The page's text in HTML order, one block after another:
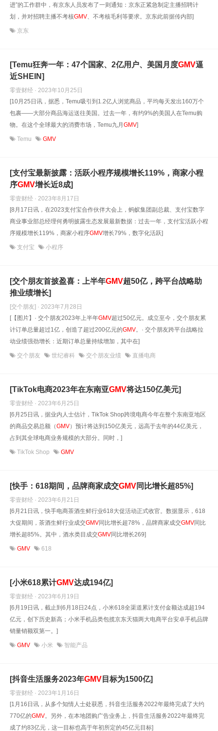
进”的工作群中，有京东人员发布了一则通知：京东正紧急制定主播招聘计
划，并对招聘主播不考核GMV、不考核毛利等要求。京东此前据传内部]
京东
[Temu狂奔一年：47个国家、2亿用户、美国月度GMV逼
近SHEIN]
零壹财经 · 2023年10月25日
[10月25日讯，据悉，Temu吸引到1.2亿人浏览商品，平均每天发出160万个
包裹——大部分商品海运送往美国。过去一年，有约9%的美国人在Temu购
物。在这个全球最大的消费市场，Temu九月GMV]
Temu GMV
[支付宝最新披露：活跃小程序规模增长119%，商家小程
序GMV增长近8成]
零壹财经 · 2023年8月17日
[8月17日讯，在2023支付宝合作伙伴大会上，蚂蚁集团副总裁、支付宝数字
商业事业部总经理何勇明披露生态发展最新数据：过去一年，支付宝活跃小程
序规模增长119%，商家小程序GMV增长79%，数字化活跃]
支付宝 小程序
[交个朋友首披盈喜：上半年GMV超50亿，跨平台战略助
推业绩增长]
[交个朋友] · 2023年7月28日
[【图片】· 交个朋友2023年上半年GMV超过50亿元。成立至今，交个朋友累
计订单总量超过1亿，创造了超过200亿元的GMV。· 交个朋友跨平台战略拉
动业绩强劲增长：近期订单总量持续增加，其中在]
交个朋友 世纪睿科 交个朋友业绩 直播电商
[TikTok电商2023年在东南亚GMV将达150亿美元]
零壹财经 · 2023年6月25日
[6月25日讯，据业内人士估计，TikTok Shop跨境电商今年在整个东南亚地区
的商品交易总额（GMV）预计将达到150亿美元，远高于去年的44亿美元，
占到其全球电商业务规模的大部分。同时，]
TikTok Shop GMV
[快手：618期间，品牌商家成交GMV同比增长超85%]
零壹财经 · 2023年6月21日
[6月21日讯，快手电商茶酒生鲜行业618大促活动正式收官。数据显示，618
大促期间，茶酒生鲜行业成交GMV同比增长超78%，品牌商家成交GMV同比
增长超85%。其中，酒水类目成交GMV同比增长269]
GMV 618
[小米618累计GMV达成194亿]
零壹财经 · 2023年6月19日
[6月19日讯，截止到6月18日24点，小米618全渠道累计支付金额达成超194
亿元，创下历史新高；小米手机品类包揽京东天猫两大电商平台安卓手机品牌
销量销额双第一。]
GMV 小米 智能产品
[抖音生活服务2023年GMV 目标为1500亿]
零壹财经 · 2023年1月16日
[1月16日讯，从多个知情人士处获悉，抖音生活服务2022年最终完成了大约
770亿的GMV。另外，在本地团购广告业务上，抖音生活服务2022年最终完
成了约83亿元，这一目标也高于年初所定的45亿元目标]